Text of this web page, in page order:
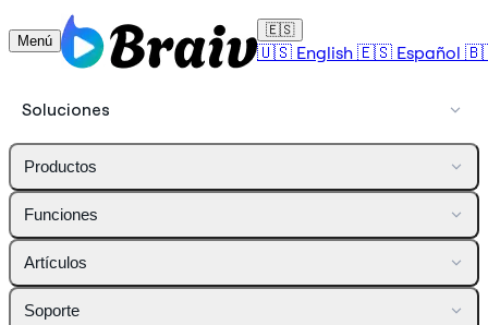
Menú
🇪🇸
🇺🇸 English 🇪🇸 Español
Soluciones
Productos
Funciones
Artículos
Soporte